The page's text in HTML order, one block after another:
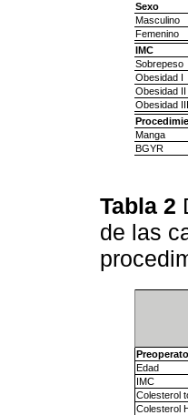
Sexo
Masculino
Femenino
IMC
Sobrepeso
Obesidad I
Obesidad II
Obesidad III
Manga
BGYR
Tabla 2
de las
Edad
IMC
Colesterol
Colesterol